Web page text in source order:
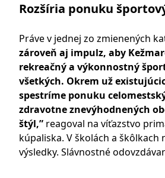
Rozšíria ponuku
Práve v jednej zo zmienených
zároveň aj impulz, aby
rekreačný a výkonnostný
všetkých. Okrem už
spestríme ponuku
zdravotne znevýhodnených
štýl,” reagoval na víťazstvo
kúpaliska. V školách a
výsledky. Slávnostné